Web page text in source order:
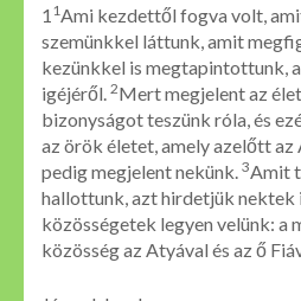
1 1Ami kezdettől fogva volt,
szemünkkel láttunk, amit
kezünkkel is megtapintottunk,
igéjéről. 2Mert megjelent az
bizonyságot teszünk róla, és
az örök életet, amely azelőtt
pedig megjelent nekünk. 3Amit
hallottunk, azt hirdetjük nektek
közösségetek legyen velünk: a
közösség az Atyával és az ő